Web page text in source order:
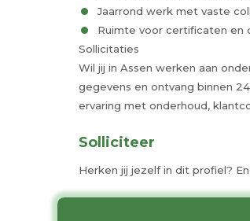
Jaarrond werk met vaste
Ruimte voor certificaten en
Sollicitaties
Wil jij in Assen werken aan
gegevens en ontvang binnen
ervaring met onderhoud,
Solliciteer
Herken jij jezelf in dit profiel?